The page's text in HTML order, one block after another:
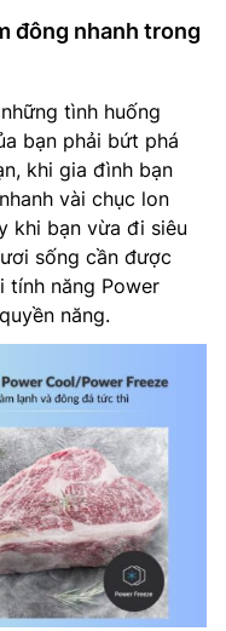
đông nhanh trong
tình huống
bạn phải bứt phá
khi gia đình bạn
vài chục lon
khi bạn vừa đi siêu
sống cần được
tính năng Power
năng.